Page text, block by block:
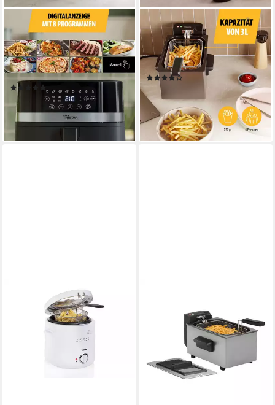
TRISTAR
Heißluftfritteuse FR-9418
2000W Leistung
8l Kapazität
80-210 °C Temperatur
(39)
59,99 € UVP 94,99 €
-37%
lieferbar - in 2-3 Werktagen bei dir
TRISTAR
Fritteuse FR-9326
2000W Leistung
Kapazität
37,99 €
lieferbar - in 2-3 Werktagen bei dir